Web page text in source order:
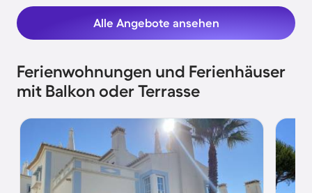
Alle Angebote ansehen
Ferienwohnungen und Ferienhäuser
mit Balkon oder Terrasse